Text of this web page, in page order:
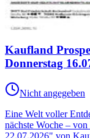
Kaufland
Donnerstag
Nicht angegeben
Eine Welt voller
nächste Woche –
22.07.2026" von